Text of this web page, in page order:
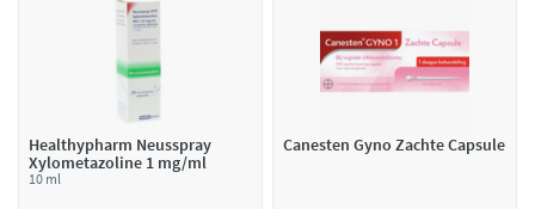
Healthypharm Neusspray
Xylometazoline 1 mg/ml
10 ml
Canesten Gyno Zachte Capsule